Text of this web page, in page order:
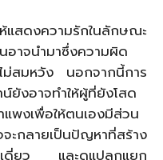
สดงความรักในลักษณะ
นอาจนำมาซึ่งความผิด
ม่สมหวัง นอกจากนี้การ
ยังอาจทำให้ผู้ที่ยังโสด
พงเพื่อให้ตนเองมีส่วน
ะกลายเป็นปัญหาที่สร้าง
ดเดี่ยว และดูแปลกแยก